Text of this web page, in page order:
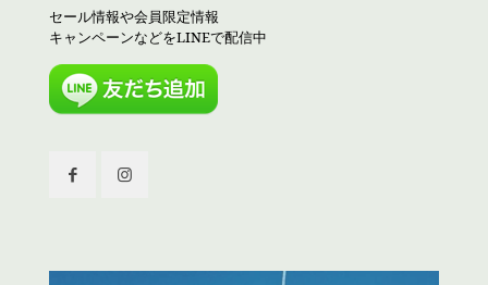
セール情報や会員限定情報
キャンペーンなどをLINEで配信中